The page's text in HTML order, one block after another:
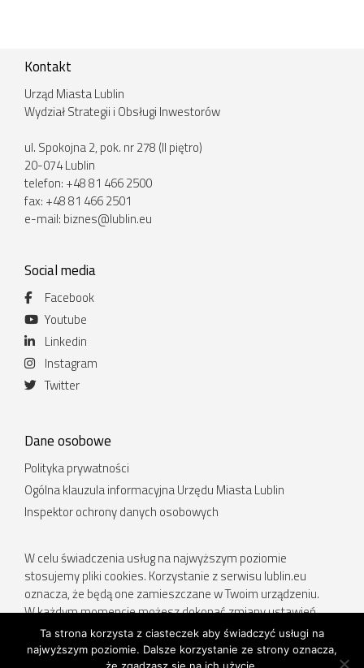
Kontakt
Urząd Miasta Lublin
Wydział Strategii i Obsługi Inwestorów
ul. Spokojna 2, pok. nr 278 (II piętro)
20-074 Lublin
telefon: +48 81 466 2500
fax: +48 81 466 2501
e-mail: biznes@lublin.eu
Social media
Facebook
Youtube
Linkedin
Instagram
Twitter
Dane osobowe
Polityka prywatności
Ogólna klauzula informacyjna Urzędu Miasta Lublin
Inspektor ochrony danych osobowych
W celu świadczenia usług na najwyższym poziomie
stosujemy pliki cookies. Korzystanie z serwisu lublin.eu
oznacza, że będą one zamieszczane w Twoim urządzeniu.
W każdym momencie możesz dokonać zmiany ustawień
Twojej przeglądarki. Więcej informacji w Polityce prywatności.
Ta strona korzysta z ciasteczek aby świadczyć usługi na
najwyższym poziomie. Dalsze korzystanie ze strony oznacza,